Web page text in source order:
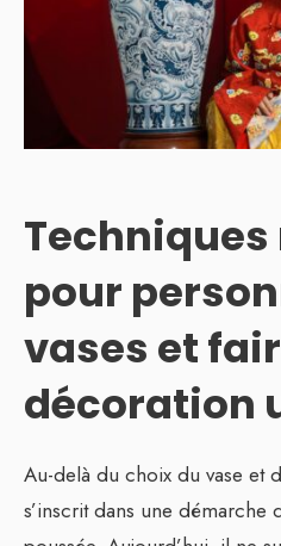
pour
vases et
décoration
Au-delà du choix du vase et
s’inscrit dans une démarche